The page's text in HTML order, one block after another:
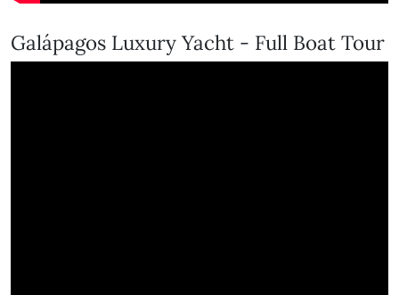
Galápagos Luxury Yacht - Full Boat Tour